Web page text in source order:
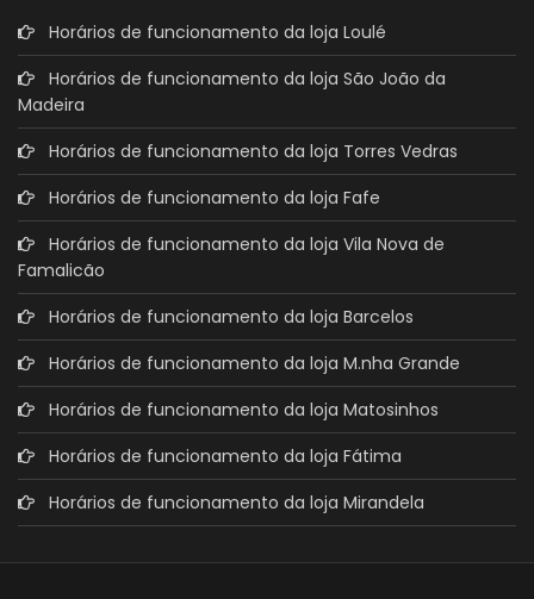
Horários de funcionamento da loja Loulé
Horários de funcionamento da loja São João da
Madeira
Horários de funcionamento da loja Torres Vedras
Horários de funcionamento da loja Fafe
Horários de funcionamento da loja Vila Nova de
Famalicão
Horários de funcionamento da loja Barcelos
Horários de funcionamento da loja M.nha Grande
Horários de funcionamento da loja Matosinhos
Horários de funcionamento da loja Fátima
Horários de funcionamento da loja Mirandela